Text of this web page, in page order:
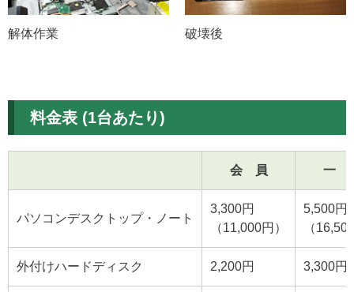
解体作業 破壊後
料金表 (1台あたり)
会 員 一
パソコンデスクトップ・ノート
3,300円
（11,000円）
5,500円
（
外付けハードディスク 2,200円 3,300円